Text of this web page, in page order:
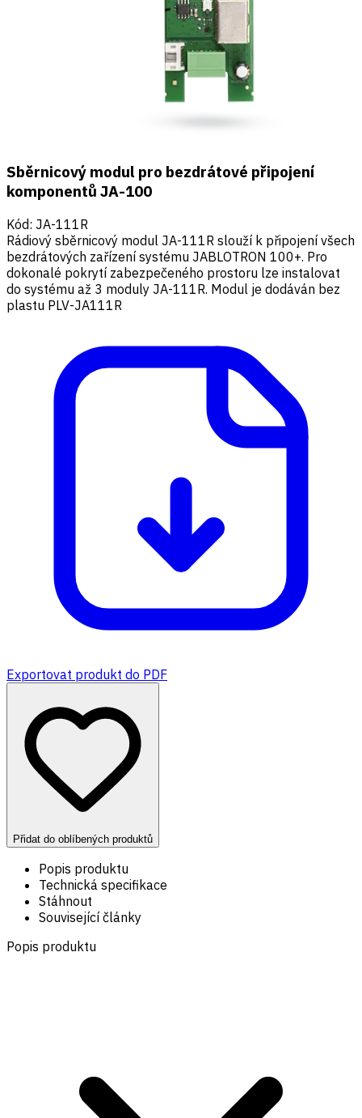
Sběrnicový modul pro bezdrátové připojení
komponentů JA-100
Kód: JA-111R
Rádiový sběrnicový modul JA-111R slouží k připojení všech
bezdrátových zařízení systému JABLOTRON 100+. Pro
dokonalé pokrytí zabezpečeného prostoru lze instalovat
do systému až 3 moduly JA-111R. Modul je dodáván bez
plastu PLV-JA111R
Exportovat produkt do PDF
Přidat do oblíbených produktů
Popis produktu
Technická specifikace
Stáhnout
Související články
Popis produktu